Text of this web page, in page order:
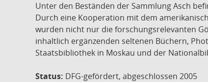
Unter den Beständen der Sammlung Asch
Durch eine Kooperation mit dem
wurden nicht nur die forschungsrelevanten
inhaltlich ergänzenden seltenen Büchern,
Staatsbibliothek in Moskau und der
Status: DFG-gefördert, abgeschlossen 2005